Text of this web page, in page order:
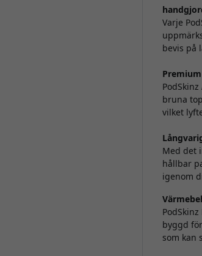
Varje
bevis på
bruna
vilket
Med det
hållbar
igenom
byggd
som kan